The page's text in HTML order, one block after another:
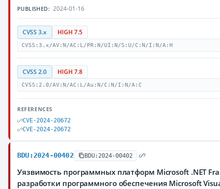
PUBLISHED: 2024-01-16
CVSS 3.x HIGH 7.5
CVSS:3.x/AV:N/AC:L/PR:N/UI:N/S:U/C:N/I:N/A:H
CVSS 2.0 HIGH 7.8
CVSS:2.0/AV:N/AC:L/Au:N/C:N/I:N/A:C
REFERENCES
CVE-2024-20672
CVE-2024-20672
BDU:2024-00402 BDU:2024-00402
Уязвимость программных платформ Microsoft .NET
разработки программного обеспечения Microsoft